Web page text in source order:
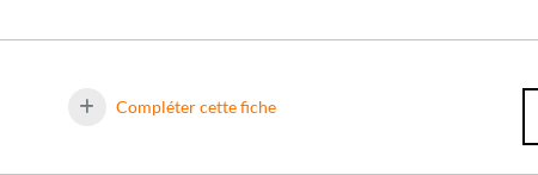
Compléter cette fiche